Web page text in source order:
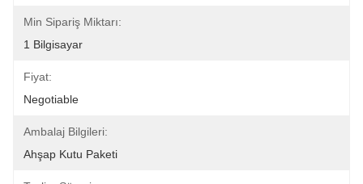
Min Sipariş Miktarı:
1 Bilgisayar
Fiyat:
Negotiable
Ambalaj Bilgileri:
Ahşap Kutu Paketi